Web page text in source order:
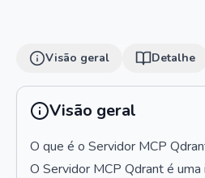
Visão geral Detalhe
Visão geral
O que é o Servidor MCP
O Servidor MCP Qdrant é